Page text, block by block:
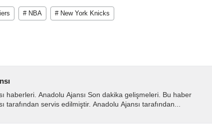
# NBA # New York Knicks
haberleri. Anadolu Ajansı Son dakika gelişmeleri. Bu haber
tarafından servis edilmiştir. Anadolu Ajansı tarafından...